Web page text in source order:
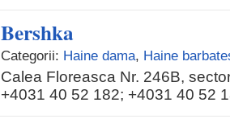
Bershka
Categorii: Haine dama, Haine
Calea Floreasca Nr. 246B,
+4031 40 52 182; +4031 40 52